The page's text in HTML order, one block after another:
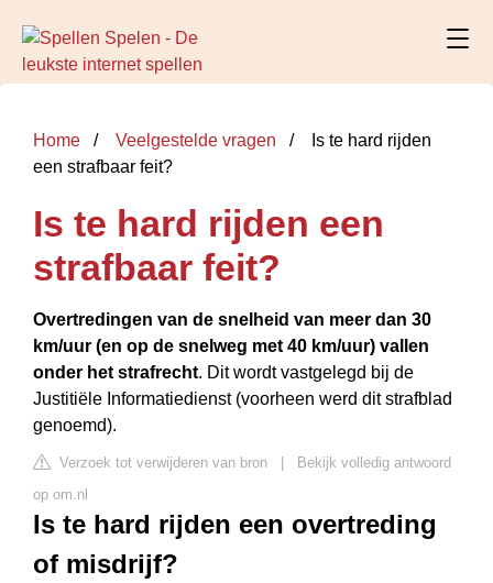
Home Veelgestelde vragen
Is te hard rijden
een strafbaar feit?
Is te hard rijden een
strafbaar feit?
Overtredingen van de snelheid van meer dan 30
km/uur (en op de snelweg met 40 km/uur) vallen
onder het strafrecht. Dit wordt vastgelegd bij de
Justitiële Informatiedienst (voorheen werd dit strafblad
genoemd).
Verzoek tot verwijderen van bron
Bekijk volledig antwoord
op om.nl
Is te hard rijden een overtreding
of misdrijf?